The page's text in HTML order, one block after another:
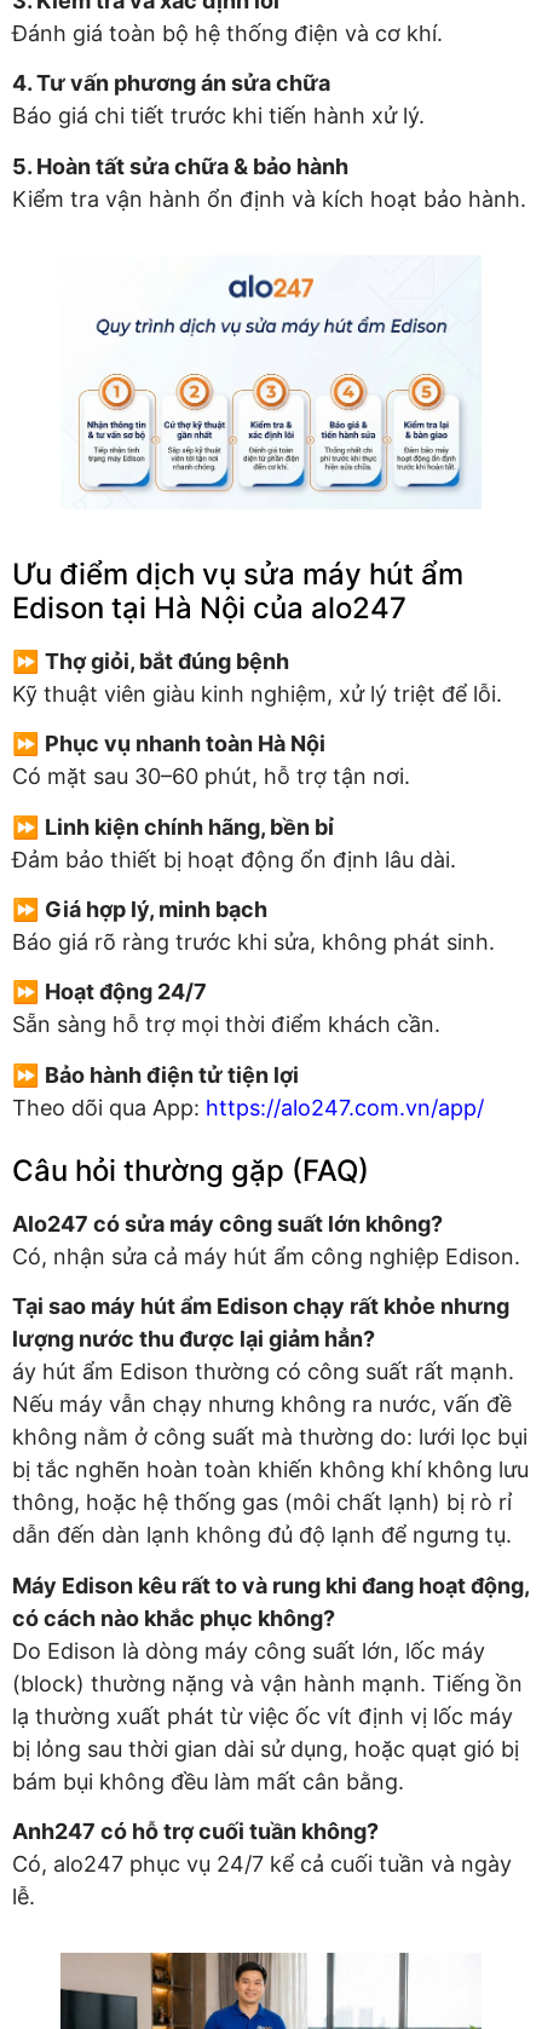
Đánh giá toàn bộ hệ thống điện và cơ khí.
4. Tư vấn phương án sửa chữa
Báo giá chi tiết trước khi tiến hành xử lý.
5. Hoàn tất sửa chữa & bảo hành
Kiểm tra vận hành ổn định và kích hoạt bảo hành.
Ưu điểm dịch vụ sửa máy hút ẩm
Edison tại Hà Nội của alo247
⏩ Thợ giỏi, bắt đúng bệnh
Kỹ thuật viên giàu kinh nghiệm, xử lý triệt để lỗi.
⏩ Phục vụ nhanh toàn Hà Nội
Có mặt sau 30–60 phút, hỗ trợ tận nơi.
⏩ Linh kiện chính hãng, bền bỉ
Đảm bảo thiết bị hoạt động ổn định lâu dài.
⏩ Giá hợp lý, minh bạch
Báo giá rõ ràng trước khi sửa, không phát sinh.
⏩ Hoạt động 24/7
Sẵn sàng hỗ trợ mọi thời điểm khách cần.
⏩ Bảo hành điện tử tiện lợi
Theo dõi qua App: https://alo247.com.vn/app/
Câu hỏi thường gặp (FAQ)
Alo247 có sửa máy công suất lớn không?
Có, nhận sửa cả máy hút ẩm công nghiệp Edison.
Tại sao máy hút ẩm Edison chạy rất khỏe nhưng
lượng nước thu được lại giảm hẳn?
áy hút ẩm Edison thường có công suất rất mạnh.
Nếu máy vẫn chạy nhưng không ra nước, vấn đề
không nằm ở công suất mà thường do: lưới lọc bụi
bị tắc nghẽn hoàn toàn khiến không khí không lưu
thông, hoặc hệ thống gas (môi chất lạnh) bị rò rỉ
dẫn đến dàn lạnh không đủ độ lạnh để ngưng tụ.
Máy Edison kêu rất to và rung khi đang hoạt động,
có cách nào khắc phục không?
Do Edison là dòng máy công suất lớn, lốc máy
(block) thường nặng và vận hành mạnh. Tiếng ồn
lạ thường xuất phát từ việc ốc vít định vị lốc máy
bị lỏng sau thời gian dài sử dụng, hoặc quạt gió bị
bám bụi không đều làm mất cân bằng.
Anh247 có hỗ trợ cuối tuần không?
Có, alo247 phục vụ 24/7 kể cả cuối tuần và ngày
lễ.